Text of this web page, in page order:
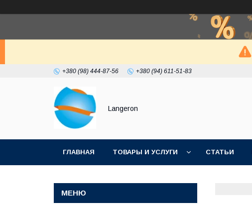
+380 (98) 444-87-56 +380 (94) 611-51-83
Langeron
ГЛАВНАЯ ТОВАРЫ И УСЛУГИ СТАТЬИ